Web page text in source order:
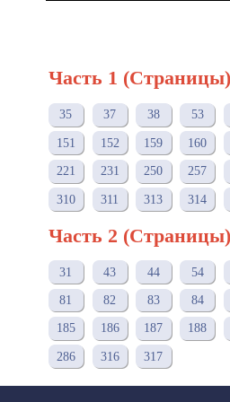
Часть 1
35 37 38 53
151 152 159 160
221 231 250 257
310 311 313 314
Часть 2
31 43 44 54
81 82 83 84
185 186 187 188
286 316 317